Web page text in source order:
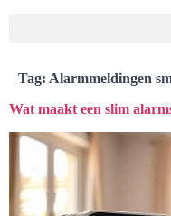
Tag: Alarmmeldingen
Wat maakt een slim